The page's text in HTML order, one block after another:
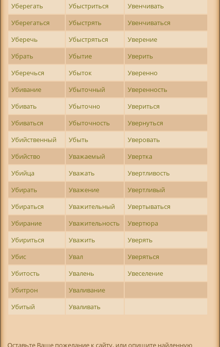
Уберегать
Убыстриться
Увенчивать
Уберегаться
Убыстрять
Увенчиваться
Уберечь
Убыстряться
Уверение
Убрать
Убытие
Уверить
Уберечься
Убыток
Уверенно
Убивание
Убыточный
Уверенность
Убивать
Убыточно
Увериться
Убиваться
Убыточность
Увернуться
Убийственный
Убыть
Уверовать
Убийство
Уважаемый
Увертка
Убийца
Уважать
Увертливость
Убирать
Уважение
Увертливый
Убираться
Уважительный
Увертываться
Убирание
Уважительность
Увертюра
Убириться
Уважить
Уверять
Убис
Увал
Уверяться
Убитость
Увалень
Увеселение
Убитрон
Уваливание
Убитый
Уваливать
Оставьте Ваше пожелание к сайту, или опишите найденную